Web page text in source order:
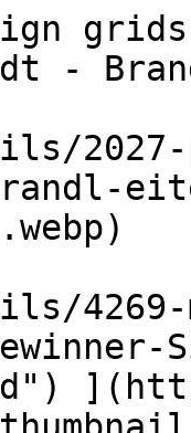
-
4269-